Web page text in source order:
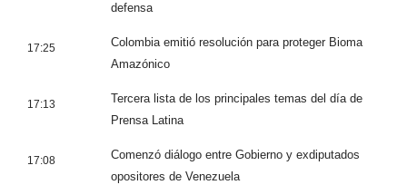
defensa
17:25
Colombia emitió resolución para proteger Bioma
Amazónico
17:13
Tercera lista de los principales temas del día de
Prensa Latina
17:08
Comenzó diálogo entre Gobierno y exdiputados
opositores de Venezuela